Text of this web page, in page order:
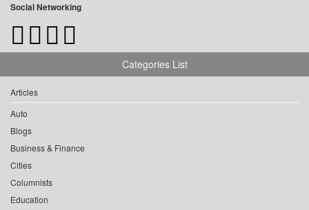
Social Networking
Categories List
Articles
Auto
Blogs
Business & Finance
Cities
Columnists
Education